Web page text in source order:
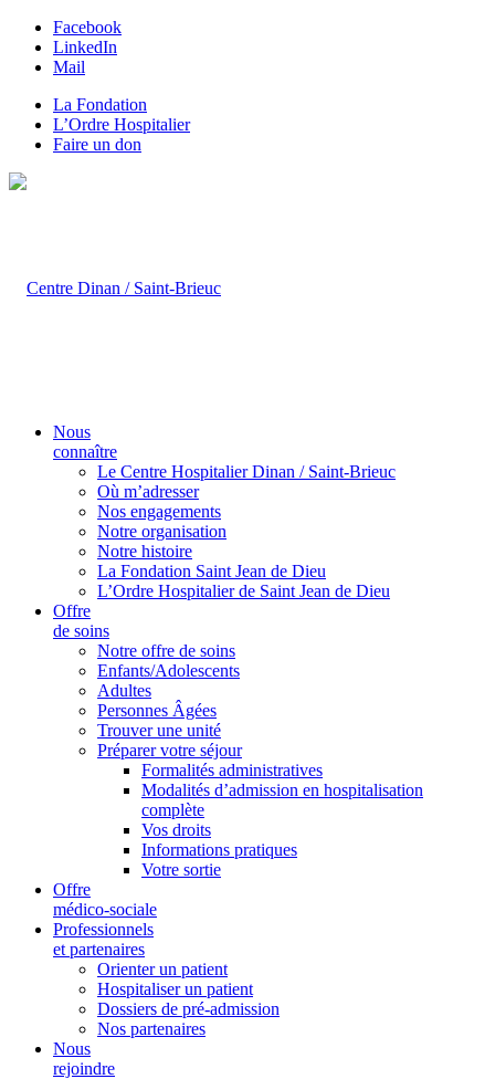
Facebook
LinkedIn
Mail
La Fondation
L’Ordre Hospitalier
Faire un don
Nous
connaître
Le Centre Hospitalier Dinan / Saint-Brieuc
Où m’adresser
Nos engagements
Notre organisation
Notre histoire
La Fondation Saint Jean de Dieu
L’Ordre Hospitalier de Saint Jean de Dieu
Offre
de soins
Notre offre de soins
Enfants/Adolescents
Adultes
Personnes Âgées
Trouver une unité
Préparer votre séjour
Formalités administratives
Modalités d’admission en hospitalisation
complète
Vos droits
Informations pratiques
Votre sortie
Offre
médico-sociale
Professionnels
et partenaires
Orienter un patient
Hospitaliser un patient
Dossiers de pré-admission
Nos partenaires
Nous
rejoindre